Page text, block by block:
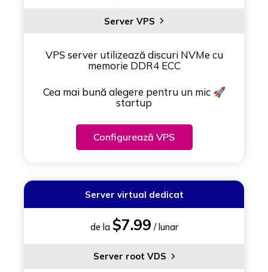
Server VPS
VPS server utilizează discuri NVMe cu
memorie DDR4 ECC
Cea mai bună alegere pentru un mic 🚀
startup
Configurează VPS
Server virtual dedicat
de la $7.99 / lunar
Server root VDS